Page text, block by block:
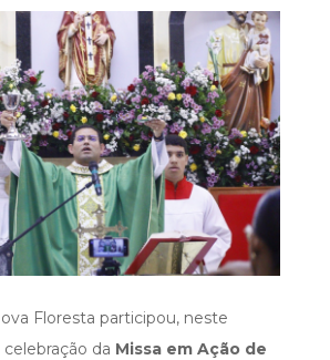
Floresta participou, neste
da Missa em Ação de